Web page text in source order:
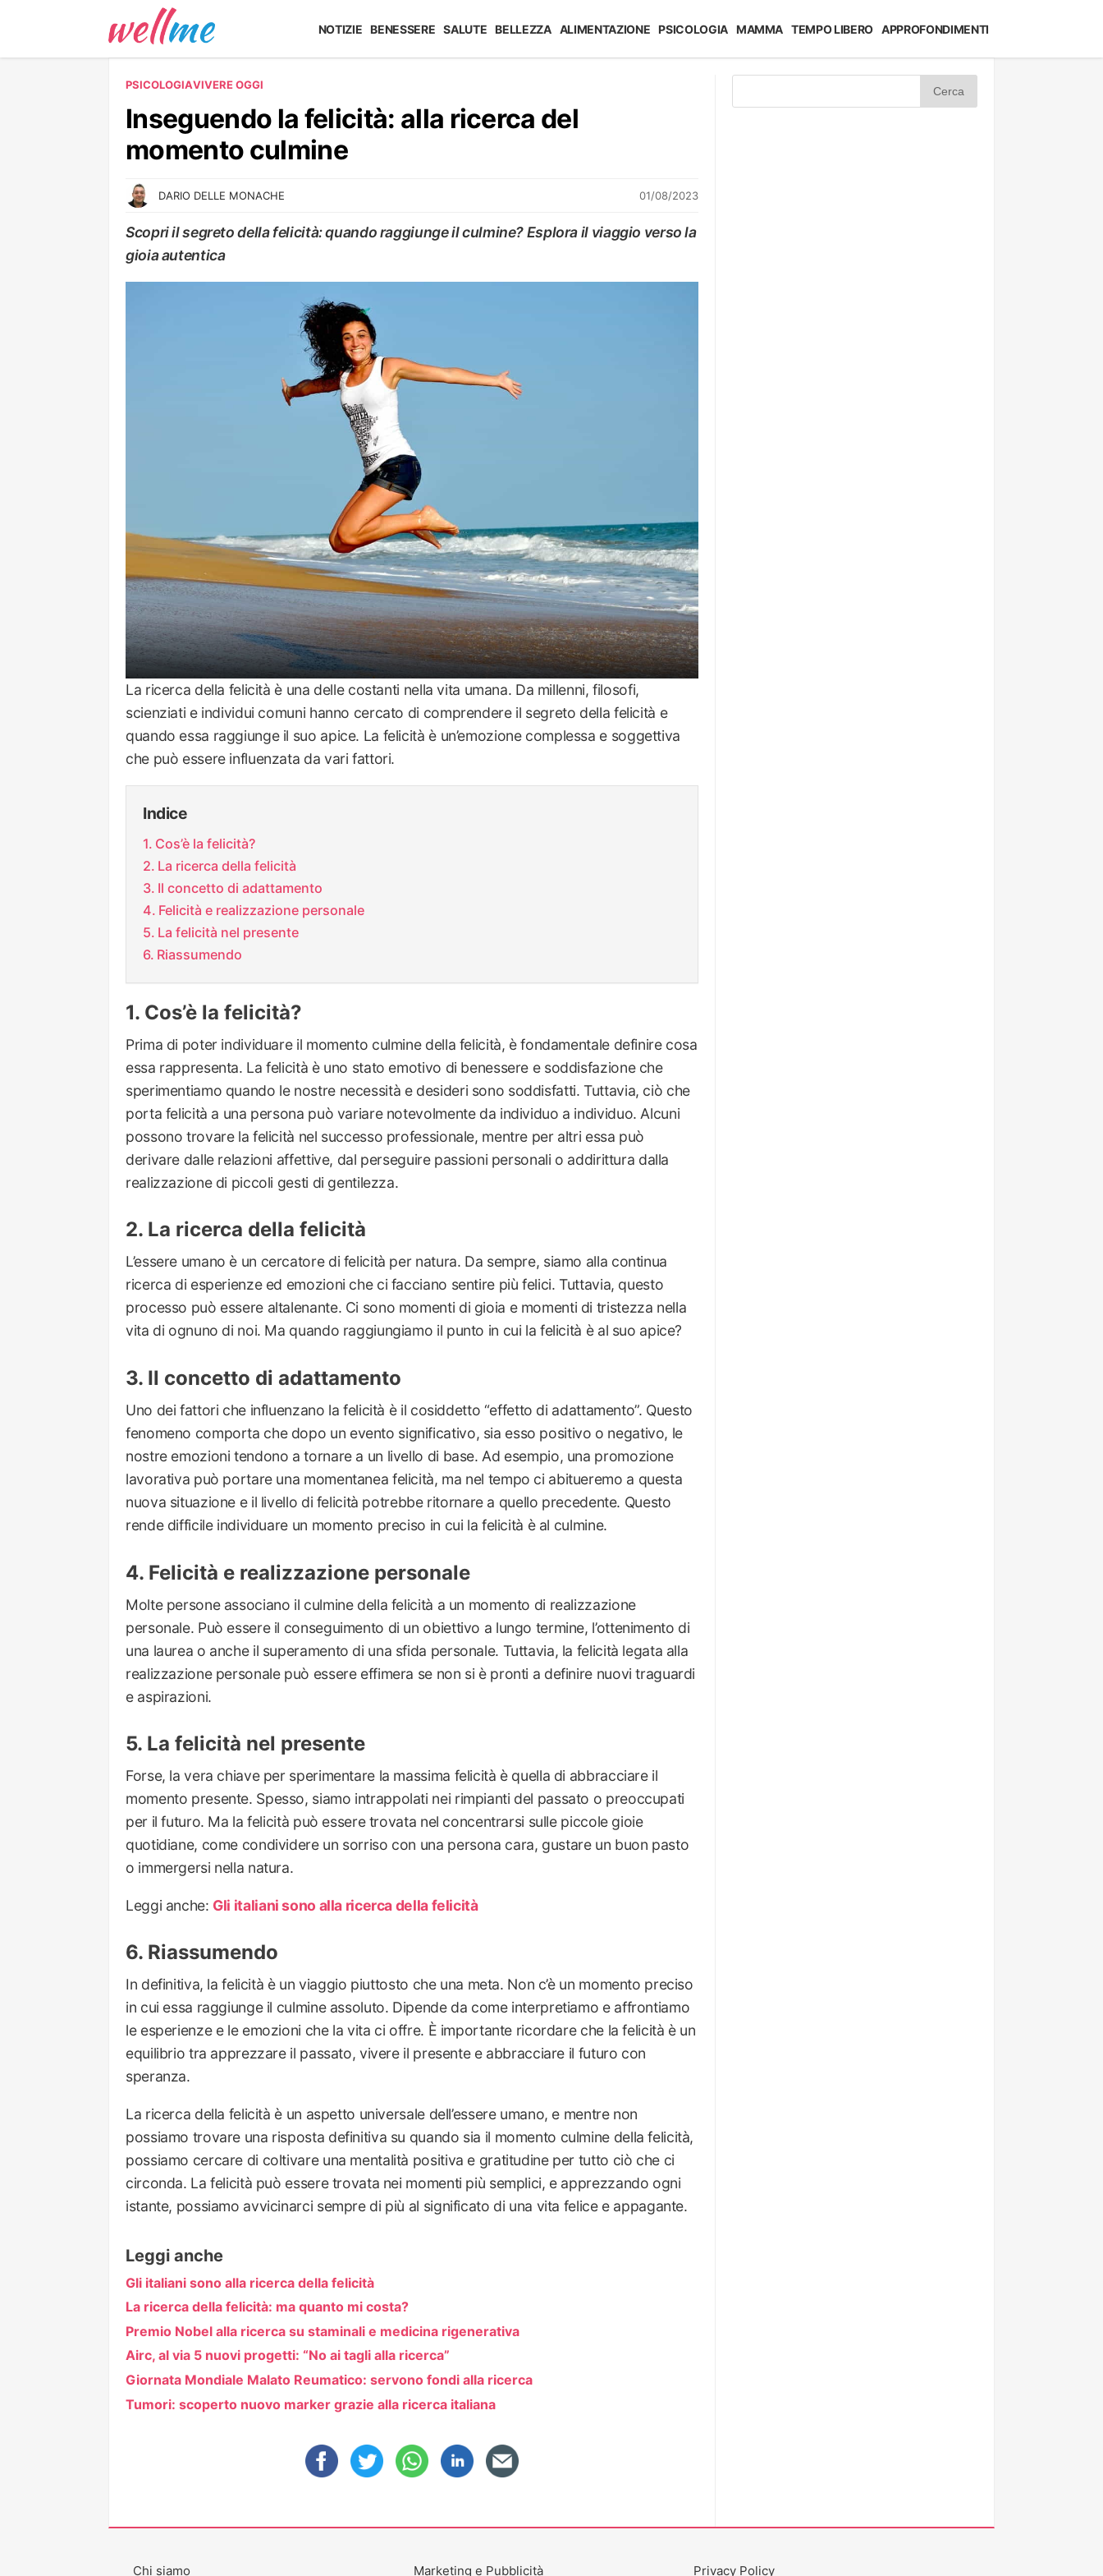
NOTIZIE BENESSERE SALUTE BELLEZZA ALIMENTAZIONE PSICOLOGIA MAMMA TEMPO LIBERO APPROFONDIMENTI
PSICOLOGIAVIVERE OGGI
Inseguendo la felicità: alla ricerca del
momento culmine
DARIO DELLE MONACHE 01/08/2023
Scopri il segreto della felicità: quando raggiunge il culmine? Esplora il viaggio verso la
gioia autentica
La ricerca della felicità è una delle costanti nella vita umana. Da millenni, filosofi,
scienziati e individui comuni hanno cercato di comprendere il segreto della felicità e
quando essa raggiunge il suo apice. La felicità è un’emozione complessa e soggettiva
che può essere influenzata da vari fattori.
Indice
Cos’è la felicità?
La ricerca della felicità
Il concetto di adattamento
Felicità e realizzazione personale
La felicità nel presente
Riassumendo
Cos’è la felicità?
Prima di poter individuare il momento culmine della felicità, è fondamentale definire cosa
essa rappresenta. La felicità è uno stato emotivo di benessere e soddisfazione che
sperimentiamo quando le nostre necessità e desideri sono soddisfatti. Tuttavia, ciò che
porta felicità a una persona può variare notevolmente da individuo a individuo. Alcuni
possono trovare la felicità nel successo professionale, mentre per altri essa può
derivare dalle relazioni affettive, dal perseguire passioni personali o addirittura dalla
realizzazione di piccoli gesti di gentilezza.
La ricerca della felicità
L’essere umano è un cercatore di felicità per natura. Da sempre, siamo alla continua
ricerca di esperienze ed emozioni che ci facciano sentire più felici. Tuttavia, questo
processo può essere altalenante. Ci sono momenti di gioia e momenti di tristezza nella
vita di ognuno di noi. Ma quando raggiungiamo il punto in cui la felicità è al suo apice?
Il concetto di adattamento
Uno dei fattori che influenzano la felicità è il cosiddetto “effetto di adattamento”. Questo
fenomeno comporta che dopo un evento significativo, sia esso positivo o negativo, le
nostre emozioni tendono a tornare a un livello di base. Ad esempio, una promozione
lavorativa può portare una momentanea felicità, ma nel tempo ci abitueremo a questa
nuova situazione e il livello di felicità potrebbe ritornare a quello precedente. Questo
rende difficile individuare un momento preciso in cui la felicità è al culmine.
Felicità e realizzazione personale
Molte persone associano il culmine della felicità a un momento di realizzazione
personale. Può essere il conseguimento di un obiettivo a lungo termine, l’ottenimento di
una laurea o anche il superamento di una sfida personale. Tuttavia, la felicità legata alla
realizzazione personale può essere effimera se non si è pronti a definire nuovi traguardi
e aspirazioni.
La felicità nel presente
Forse, la vera chiave per sperimentare la massima felicità è quella di abbracciare il
momento presente. Spesso, siamo intrappolati nei rimpianti del passato o preoccupati
per il futuro. Ma la felicità può essere trovata nel concentrarsi sulle piccole gioie
quotidiane, come condividere un sorriso con una persona cara, gustare un buon pasto
o immergersi nella natura.
Leggi anche: Gli italiani sono alla ricerca della felicità
Riassumendo
In definitiva, la felicità è un viaggio piuttosto che una meta. Non c’è un momento preciso
in cui essa raggiunge il culmine assoluto. Dipende da come interpretiamo e affrontiamo
le esperienze e le emozioni che la vita ci offre. È importante ricordare che la felicità è un
equilibrio tra apprezzare il passato, vivere il presente e abbracciare il futuro con
speranza.
La ricerca della felicità è un aspetto universale dell’essere umano, e mentre non
possiamo trovare una risposta definitiva su quando sia il momento culmine della felicità,
possiamo cercare di coltivare una mentalità positiva e gratitudine per tutto ciò che ci
circonda. La felicità può essere trovata nei momenti più semplici, e apprezzando ogni
istante, possiamo avvicinarci sempre di più al significato di una vita felice e appagante.
Leggi anche
Gli italiani sono alla ricerca della felicità
La ricerca della felicità: ma quanto mi costa?
Premio Nobel alla ricerca su staminali e medicina rigenerativa
Airc, al via 5 nuovi progetti: “No ai tagli alla ricerca”
Giornata Mondiale Malato Reumatico: servono fondi alla ricerca
Tumori: scoperto nuovo marker grazie alla ricerca italiana
Chi siamo Marketing e Pubblicità Privacy Policy